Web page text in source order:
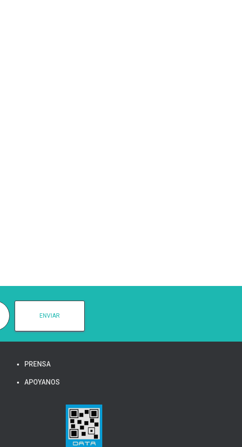
PRENSA
APOYANOS